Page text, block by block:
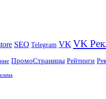
SEO Telegram VK VK
ПромоСтраницы Рейтинги